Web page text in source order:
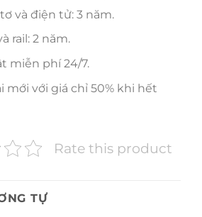
và điện tử: 3 năm.
rail: 2 năm.
miễn phí 24/7.
mới với giá chỉ 50% khi hết
Rate this product
TỰ